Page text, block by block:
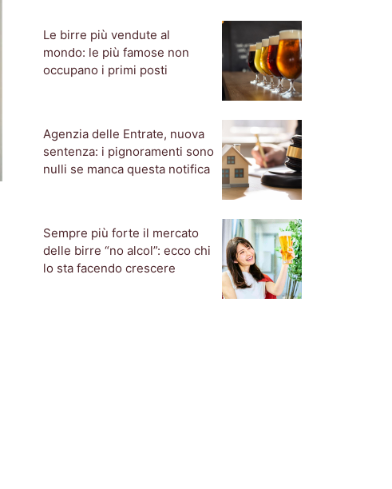
Le birre più vendute al
mondo: le più famose non
occupano i primi posti
Agenzia delle Entrate, nuova
sentenza: i pignoramenti sono
nulli se manca questa notifica
Sempre più forte il mercato
delle birre “no alcol”: ecco chi
lo sta facendo crescere